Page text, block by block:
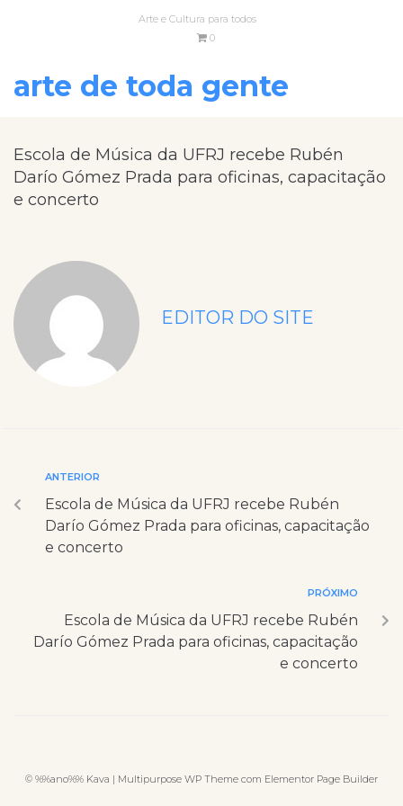
Arte e Cultura para todos
0
arte de toda gente
Escola de Música da UFRJ recebe Rubén
Darío Gómez Prada para oficinas, capacitação
e concerto
EDITOR DO SITE
ANTERIOR
Escola de Música da UFRJ recebe Rubén
Darío Gómez Prada para oficinas, capacitação
e concerto
PRÓXIMO
Escola de Música da UFRJ recebe Rubén
Darío Gómez Prada para oficinas, capacitação
e concerto
© %%ano%% Kava | Multipurpose WP Theme com Elementor Page Builder